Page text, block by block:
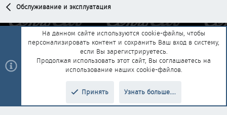
Обслуживание и эксплуатация
Обратная связь
Условия и правила
Политика конфиденциальности
Помощь Главная
R
add-ons by ThemeHouse Перевод от Jumuro®
На данном сайте используются cookie-файлы, чтобы
персонализировать контент и сохранить Ваш вход в систему,
если Вы зарегистрируетесь.
Продолжая использовать этот сайт, Вы соглашаетесь на
использование наших cookie-файлов.
Принять Узнать больше....